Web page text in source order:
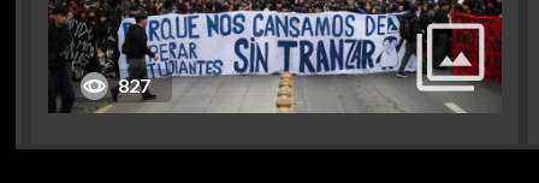
827